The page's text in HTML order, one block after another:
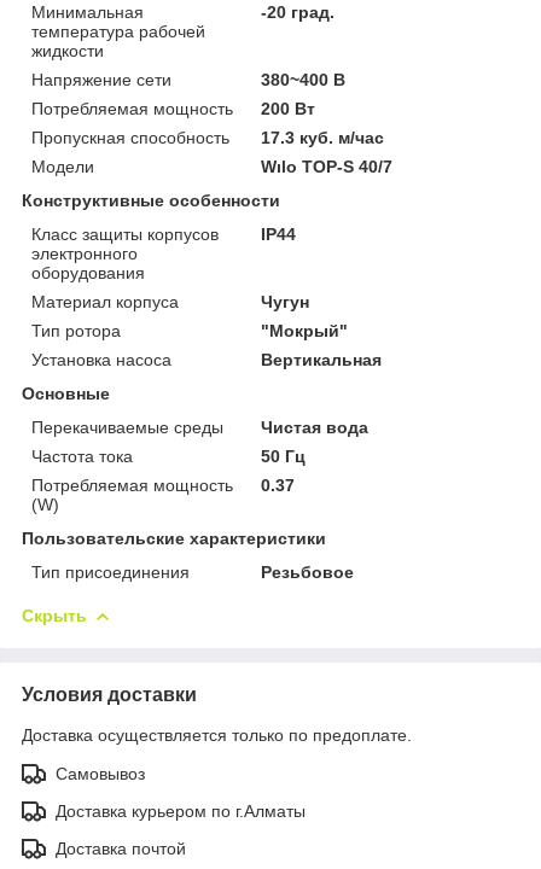
Минимальная
температура рабочей
жидкости
-20 град.
Напряжение сети
380~400 В
Потребляемая мощность
200 Вт
Пропускная способность
17.3 куб. м/час
Модели
Wılo TOP-S 40/7
Конструктивные особенности
Класс защиты корпусов
электронного
оборудования
IP44
Материал корпуса
Чугун
Тип ротора
"Мокрый"
Установка насоса
Вертикальная
Основные
Перекачиваемые среды
Чистая вода
Частота тока
50 Гц
Потребляемая мощность
(W)
0.37
Пользовательские характеристики
Тип присоединения
Резьбовое
Скрыть
Условия доставки
Доставка осуществляется только по предоплате.
Самовывоз
Доставка курьером по г.Алматы
Доставка почтой